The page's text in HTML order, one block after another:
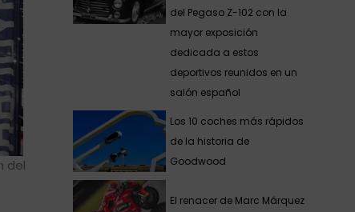
del
del Pegaso Z-102 con la
mayor exposición
dedicada a estos
deportivos reunidos en un
salón español
Los 10 coches más rápidos
de la historia de
Goodwood
El renacer de Marc Márquez